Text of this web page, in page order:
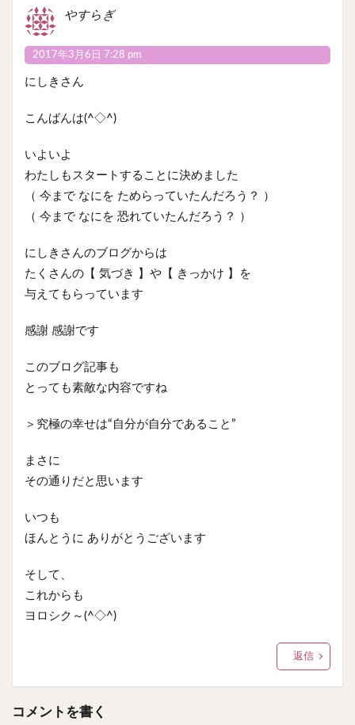
やすらぎ
2017年3月6日 7:28 pm
にしきさん
こんばんは(^◇^)
いよいよ
わたしもスタートすることに決めました
（ 今まで なにを ためらっていたんだろう？ ）
（ 今まで なにを 恐れていたんだろう？ ）
にしきさんのブログからは
たくさんの【 気づき 】や【 きっかけ 】を
与えてもらっています
感謝 感謝です
このブログ記事も
とっても素敵な内容ですね
＞究極の幸せは“自分が自分であること”
まさに
その通りだと思います
いつも
ほんとうに ありがとうございます
そして、
これからも
ヨロシク～(^◇^)
返信
コメントを書く